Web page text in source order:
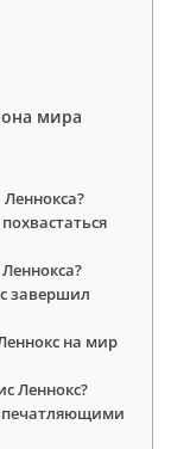
мира
завершил
на мир
Леннокс?